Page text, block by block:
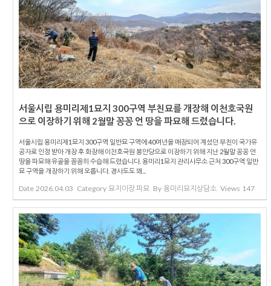
서울시립 용미리제1묘지 300구역 부친묘를 개장해 이천호국원
으로 이장하기 위해 2월말 꽁꽁 언 땅을 파묘해 드렸습니다.
서울시립 용미리제1묘지 300구역 일반묘 구역에 40여년을 매장되어 계셨던 부친이 국가유
공자로 인정 받아 개장 후 화장해 이천호국원 봉안당으로 이장하기 위해 지난 2월말 꽁꽁 언
땅을 파묘해 유골을 꼼꼼히 수습해 드렸습니다. 용미리1묘지 관리사무소 근처 300구역 일반
묘 구역을 개장하기 위해 오릅니다. 경사도도 꽤...
Date 2026.04.03 Category 묘지이장 파묘 By 용미리묘지상담소 Views 147